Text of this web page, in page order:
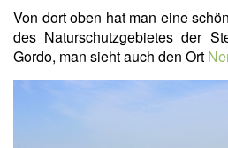
Von dort oben hat man eine
des Naturschutzgebietes der
Gordo, man sieht auch den Ort